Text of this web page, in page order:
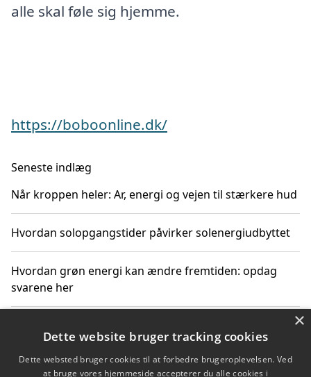
alle skal føle sig hjemme.
https://boboonline.dk/
Seneste indlæg
Når kroppen heler: Ar, energi og vejen til stærkere hud
Hvordan solopgangstider påvirker solenergiudbyttet
Hvordan grøn energi kan ændre fremtiden: opdag
svarene her
solenergiudnyttelse
×
Dette website bruger tracking cookies
Dette websted bruger cookies til at forbedre brugeroplevelsen. Ved
at bruge vores hjemmeside accepterer du alle cookies i